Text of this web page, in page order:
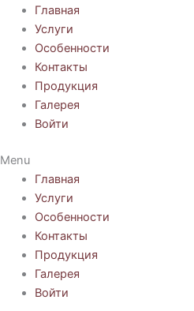
Главная
Услуги
Особенности
Контакты
Продукция
Галерея
Войти
Menu
Главная
Услуги
Особенности
Контакты
Продукция
Галерея
Войти